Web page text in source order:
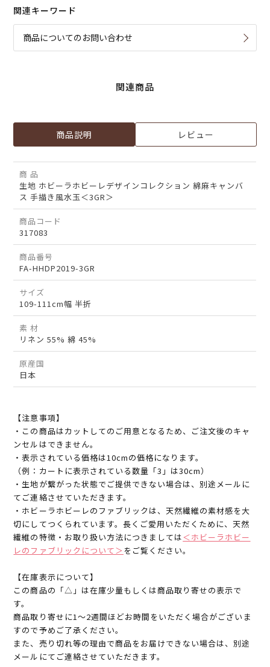
関連キーワード
商品についてのお問い合わせ
関連商品
商品説明 レビュー
商 品
生地 ホビーラホビーレデザインコレクション 綿麻キャンバ
ス 手描き風水玉＜3GR＞
商品コード
317083
商品番号
FA-HHDP2019-3GR
サイズ
109-111cm幅 半折
素 材
リネン 55% 綿 45%
原産国
日本
【注意事項】
・この商品はカットしてのご用意となるため、ご注文後のキャ
ンセルはできません。
・表示されている価格は10cmの価格になります。
（例：カートに表示されている数量「3」は30cm）
・生地が繋がった状態でご提供できない場合は、別途メールに
てご連絡させていただきます。
・ホビーラホビーレのファブリックは、天然繊維の素材感を大
切にしてつくられています。長くご愛用いただくために、天然
繊維の特徴・お取り扱い方法につきましては＜ホビーラホビー
レのファブリックについて＞ をご覧ください。
【在庫表示について】
この商品の「△」は在庫少量もしくは商品取り寄せの表示で
す。
商品取り寄せに1～2週間ほどお時間をいただく場合がございま
すので予めご了承ください。
また、売り切れ等の理由で商品をお届けできない場合は、別途
メールにてご連絡させていただきます。